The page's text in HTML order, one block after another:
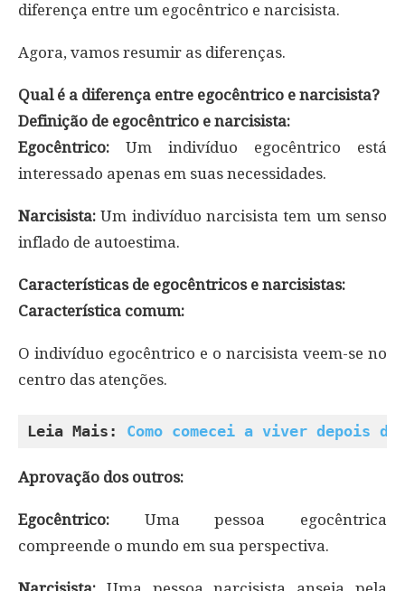
diferença entre um egocêntrico e narcisista.
Agora, vamos resumir as diferenças.
Qual é a diferença entre egocêntrico e narcisista?
Definição de egocêntrico e narcisista:
Egocêntrico: Um indivíduo egocêntrico está
interessado apenas em suas necessidades.
Narcisista: Um indivíduo narcisista tem um senso
inflado de autoestima.
Características de egocêntricos e narcisistas:
Característica comum:
O indivíduo egocêntrico e o narcisista veem-se no
centro das atenções.
Leia Mais: Como comecei a viver depois
Aprovação dos outros:
Egocêntrico: Uma pessoa egocêntrica
compreende o mundo em sua perspectiva.